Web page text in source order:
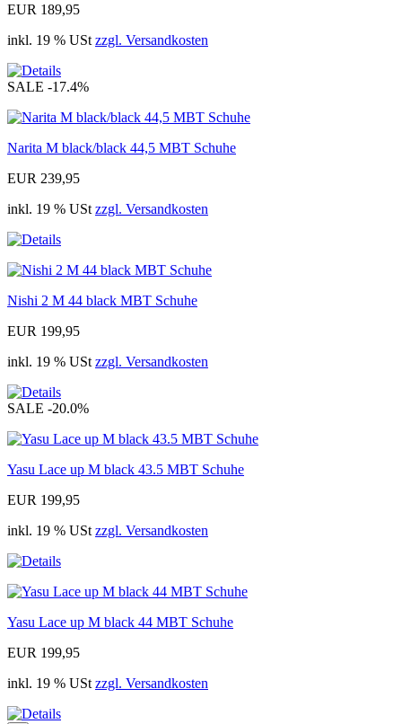
EUR 189,95
inkl. 19 % USt zzgl. Versandkosten
SALE -17.4%
Narita M black/black 44,5 MBT Schuhe
EUR 239,95
inkl. 19 % USt zzgl. Versandkosten
Nishi 2 M 44 black MBT Schuhe
EUR 199,95
inkl. 19 % USt zzgl. Versandkosten
SALE -20.0%
Yasu Lace up M black 43.5 MBT Schuhe
EUR 199,95
inkl. 19 % USt zzgl. Versandkosten
Yasu Lace up M black 44 MBT Schuhe
EUR 199,95
inkl. 19 % USt zzgl. Versandkosten